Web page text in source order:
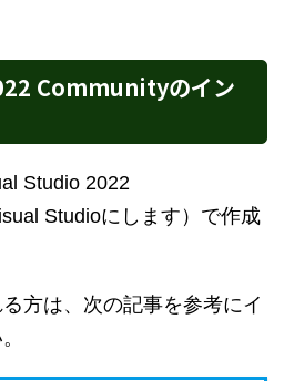
Communityのイン
Studio 2022
Studioにします）で作成
方は、次の記事を参考にイ